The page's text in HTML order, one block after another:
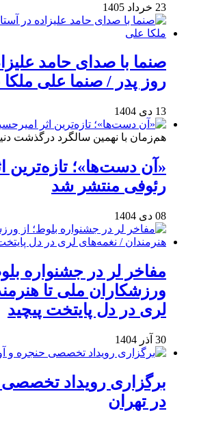
23 خرداد 1405
صنما با صدای حامد
روز پدر / صنما علی
13 دی 1404
هم‌زمان با نهمین سالگرد درگذشت
«آن دست‌ها»؛ تازه‌ترین
رئوفی منتشر شد
08 دی 1404
مفاخر لر در جشنواره
ورزشکاران ملی تا
لری در دل پایتخت پیچید
30 آذر 1404
برگزاری رویداد تخصصی
در تهران